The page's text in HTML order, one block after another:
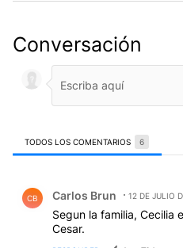
Conversación
TODOS LOS COMENTARIOS 6
CB Carlos Brun 12 DE JULIO
Segun la familia, Cecilia
Cesar.